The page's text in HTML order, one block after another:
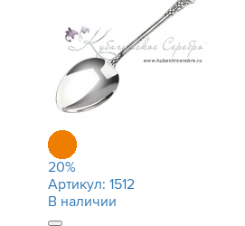
20%
Артикул: 1512
В наличии